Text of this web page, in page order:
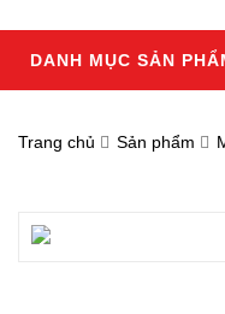
DANH MỤC SẢN
Trang chủ Sản phẩm